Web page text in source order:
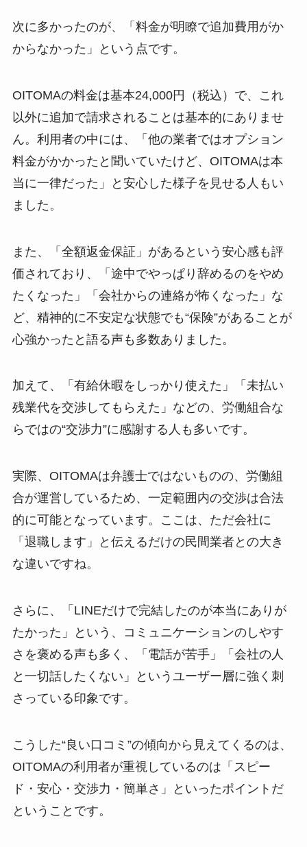
次に多かったのが、「料金が明瞭で追加費用がか
からなかった」という点です。
OITOMAの料金は基本24,000円（税込）で、これ
以外に追加で請求されることは基本的にありませ
ん。利用者の中には、「他の業者ではオプション
料金がかかったと聞いていたけど、OITOMAは本
当に一律だった」と安心した様子を見せる人もい
ました。
また、「全額返金保証」があるという安心感も評
価されており、「途中でやっぱり辞めるのをやめ
たくなった」「会社からの連絡が怖くなった」な
ど、精神的に不安定な状態でも“保険”があることが
心強かったと語る声も多数ありました。
加えて、「有給休暇をしっかり使えた」「未払い
残業代を交渉してもらえた」などの、労働組合な
らではの“交渉力”に感謝する人も多いです。
実際、OITOMAは弁護士ではないものの、労働組
合が運営しているため、一定範囲内の交渉は合法
的に可能となっています。ここは、ただ会社に
「退職します」と伝えるだけの民間業者との大き
な違いですね。
さらに、「LINEだけで完結したのが本当にありが
たかった」という、コミュニケーションのしやす
さを褒める声も多く、「電話が苦手」「会社の人
と一切話したくない」というユーザー層に強く刺
さっている印象です。
こうした“良い口コミ”の傾向から見えてくるのは、
OITOMAの利用者が重視しているのは「スピー
ド・安心・交渉力・簡単さ」といったポイントだ
ということです。